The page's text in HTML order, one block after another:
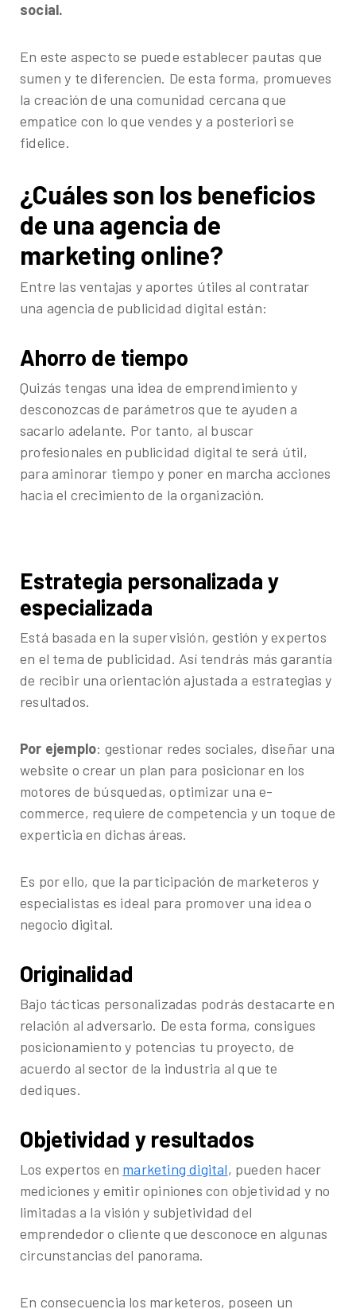
social.
En este aspecto se puede establecer pautas que
sumen y te diferencien. De esta forma, promueves
la creación de una comunidad cercana que
empatice con lo que vendes y a posteriori se
fidelice.
¿Cuáles son los beneficios
de una agencia de
marketing online?
Entre las ventajas y aportes útiles al contratar
una agencia de publicidad digital están:
Ahorro de tiempo
Quizás tengas una idea de emprendimiento y
desconozcas de parámetros que te ayuden a
sacarlo adelante. Por tanto, al buscar
profesionales en publicidad digital te será útil,
para aminorar tiempo y poner en marcha acciones
hacia el crecimiento de la organización.
Estrategia personalizada y
especializada
Está basada en la supervisión, gestión y expertos
en el tema de publicidad. Así tendrás más garantía
de recibir una orientación ajustada a estrategias y
resultados.
Por ejemplo: gestionar redes sociales, diseñar una
website o crear un plan para posicionar en los
motores de búsquedas, optimizar una e-
commerce, requiere de competencia y un toque de
experticia en dichas áreas.
Es por ello, que la participación de marketeros y
especialistas es ideal para promover una idea o
negocio digital.
Originalidad
Bajo tácticas personalizadas podrás destacarte en
relación al adversario. De esta forma, consigues
posicionamiento y potencias tu proyecto, de
acuerdo al sector de la industria al que te
dediques.
Objetividad y resultados
Los expertos en marketing digital, pueden hacer
mediciones y emitir opiniones con objetividad y no
limitadas a la visión y subjetividad del
emprendedor o cliente que desconoce en algunas
circunstancias del panorama.
En consecuencia los marketeros, poseen un